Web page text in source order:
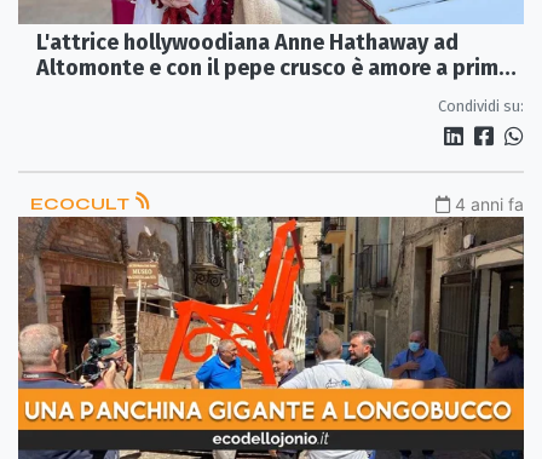
L'attrice hollywoodiana Anne Hathaway ad
Altomonte e con il pepe crusco è amore a prima
Condividi su:
ECOCULT 4 anni fa